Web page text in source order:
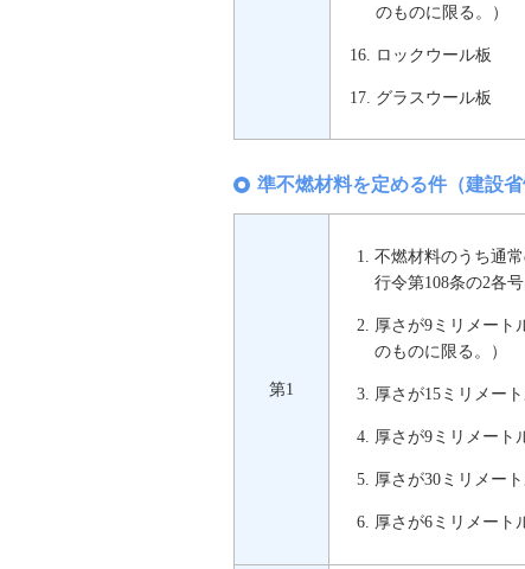
のものに限る。）
ロックウール板
グラスウール板
準不燃材料を定める件（建設省
第1
不燃材料のうち通
行令第108条の2各
厚さが9ミリメート
のものに限る。）
厚さが15ミリメー
厚さが9ミリメート
厚さが30ミリメー
厚さが6ミリメート